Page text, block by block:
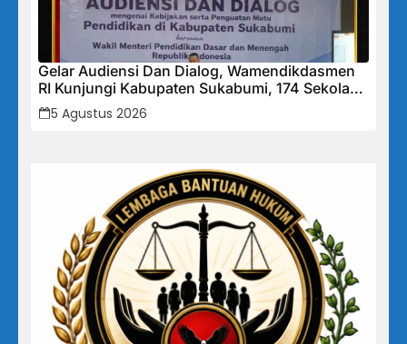
Gelar Audiensi Dan Dialog, Wamendikdasmen
RI Kunjungi Kabupaten Sukabumi, 174 Sekolah
Mendapat Bantuan Rehabilitasi
5 Agustus 2026